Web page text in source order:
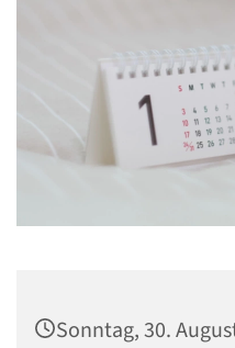
Sonntag, 30.